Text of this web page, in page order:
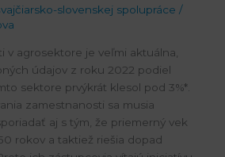
slovenskej spolupráce /
v agrosektore je veľmi aktuálna,
údajov z roku 2022 podiel
sektore prvýkrát klesol pod 3%*.
zamestnanosti sa musia
aj s tým, že priemerný vek
rokov a taktiež riešia dopad